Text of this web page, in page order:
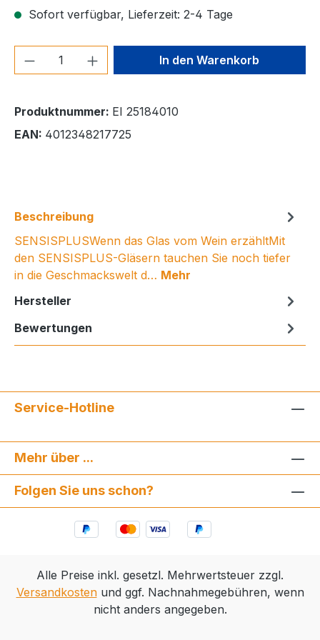
Sofort verfügbar, Lieferzeit: 2-4 Tage
Produkt Anzahl: Gib denIn den Warenkorb
Produktnummer: EI 25184010
EAN: 4012348217725
Beschreibung
SENSISPLUSWenn das Glas vom Wein erzähltMit
den SENSISPLUS-Gläsern tauchen Sie noch tiefer
in die Geschmackswelt d… Mehr
Hersteller
Bewertungen
Service-Hotline
Mehr über ...
Folgen Sie uns schon?
Alle Preise inkl. gesetzl. Mehrwertsteuer zzgl.
Versandkostenund ggf. Nachnahmegebühren, wenn
nicht anders angegeben.